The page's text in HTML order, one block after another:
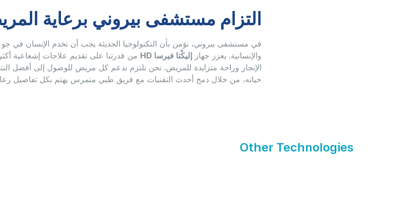
التزام مستشفى بيروني برعاية
في مستشفى بيروني، نؤمن بأن التكنولوجيا الحديثة يجب أن تخدم الإنسان في جو
والإنسانية. يعزز جهاز إليكْتا فيرسا HD
من قدرتنا على تقديم علاجات إشعاعية
الإنجاز وراحة متزايدة للمريض. نحن نلتزم بدعم كل مريض للوصول إلى أفضل
حياته، من خلال دمج أحدث التقنيات مع فريق طبي متمرس يهتم بكل تفاصيل
Other Technologies